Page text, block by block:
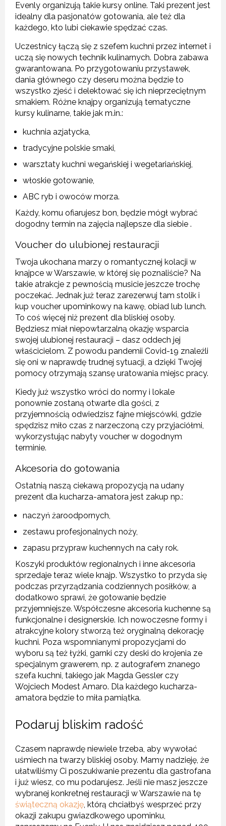
Evenly organizują takie kursy online. Taki prezent jest
idealny dla pasjonatów gotowania, ale też dla
każdego, kto lubi ciekawie spędzać czas.
Uczestnicy łączą się z szefem kuchni przez internet i
uczą się nowych technik kulinarnych. Dobra zabawa
gwarantowana. Po przygotowaniu przystawek,
dania głównego czy deseru można będzie to
wszystko zjeść i delektować się ich nieprzeciętnym
smakiem. Różne knajpy organizują tematyczne
kursy kulinarne, takie jak m.in.:
kuchnia azjatycka,
tradycyjne polskie smaki,
warsztaty kuchni wegańskiej i wegetariańskiej,
włoskie gotowanie,
ABC ryb i owoców morza.
Każdy, komu ofiarujesz bon, będzie mógł wybrać
dogodny termin na zajęcia najlepsze dla siebie .
Voucher do ulubionej restauracji
Twoja ukochana marzy o romantycznej kolacji w
knajpce w Warszawie, w której się poznaliście? Na
takie atrakcje z pewnością musicie jeszcze trochę
poczekać. Jednak już teraz zarezerwuj tam stolik i
kup voucher upominkowy na kawę, obiad lub lunch.
To coś więcej niż prezent dla bliskiej osoby.
Będziesz miał niepowtarzalną okazję wsparcia
swojej ulubionej restauracji – dasz oddech jej
właścicielom. Z powodu pandemii Covid-19 znaleźli
się oni w naprawdę trudnej sytuacji, a dzięki Twojej
pomocy otrzymają szansę uratowania miejsc pracy.
Kiedy już wszystko wróci do normy i lokale
ponownie zostaną otwarte dla gości, z
przyjemnością odwiedzisz fajne miejscówki, gdzie
spędzisz miło czas z narzeczoną czy przyjaciółmi,
wykorzystując nabyty voucher w dogodnym
terminie.
Akcesoria do gotowania
Ostatnią naszą ciekawą propozycją na udany
prezent dla kucharza-amatora jest zakup np.:
naczyń żaroodpornych,
zestawu profesjonalnych noży,
zapasu przypraw kuchennych na cały rok.
Koszyki produktów regionalnych i inne akcesoria
sprzedaje teraz wiele knajp. Wszystko to przyda się
podczas przyrządzania codziennych posiłków, a
dodatkowo sprawi, że gotowanie będzie
przyjemniejsze. Współczesne akcesoria kuchenne są
funkcjonalne i designerskie. Ich nowoczesne formy i
atrakcyjne kolory stworzą też oryginalną dekorację
kuchni. Poza wspomnianymi propozycjami do
wyboru są też łyżki, garnki czy deski do krojenia ze
specjalnym grawerem, np. z autografem znanego
szefa kuchni, takiego jak Magda Gessler czy
Wojciech Modest Amaro. Dla każdego kucharza-
amatora będzie to miła pamiątka.
Podaruj bliskim radość
Czasem naprawdę niewiele trzeba, aby wywołać
uśmiech na twarzy bliskiej osoby. Mamy nadzieję, że
ułatwiliśmy Ci poszukiwanie prezentu dla gastrofana
i już wiesz, co mu podarujesz. Jeśli nie masz jeszcze
wybranej konkretnej restauracji w Warszawie na tę
świąteczną okazję, którą chciałbyś wesprzeć przy
okazji zakupu gwiazdkowego upominku,